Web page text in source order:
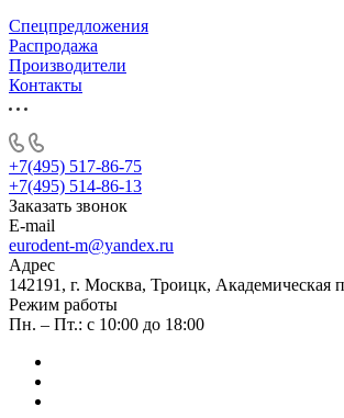
Спецпредложения
Распродажа
Производители
Контакты
+7(495) 517-86-75
+7(495) 514-86-13
Заказать звонок
E-mail
eurodent-m@yandex.ru
Адрес
142191, г. Москва, Троицк, Академическая
Режим работы
Пн. – Пт.: с 10:00 до 18:00